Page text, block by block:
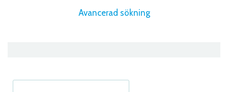
Avancerad sökning